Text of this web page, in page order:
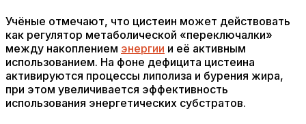
Учёные отмечают, что цистеин может действовать
как регулятор метаболической «переключалки»
между накоплением энергии и её активным
использованием. На фоне дефицита цистеина
активируются процессы липолиза и бурения жира,
при этом увеличивается эффективность
использования энергетических субстратов.